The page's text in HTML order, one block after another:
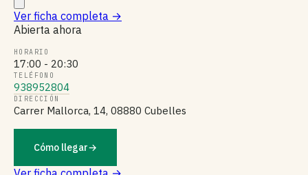
Ver ficha completa →
Abierta ahora
HORARIO
17:00 - 20:30
TELÉFONO
938952804
DIRECCIÓN
Carrer Mallorca, 14, 08880 Cubelles
Cómo llegar→